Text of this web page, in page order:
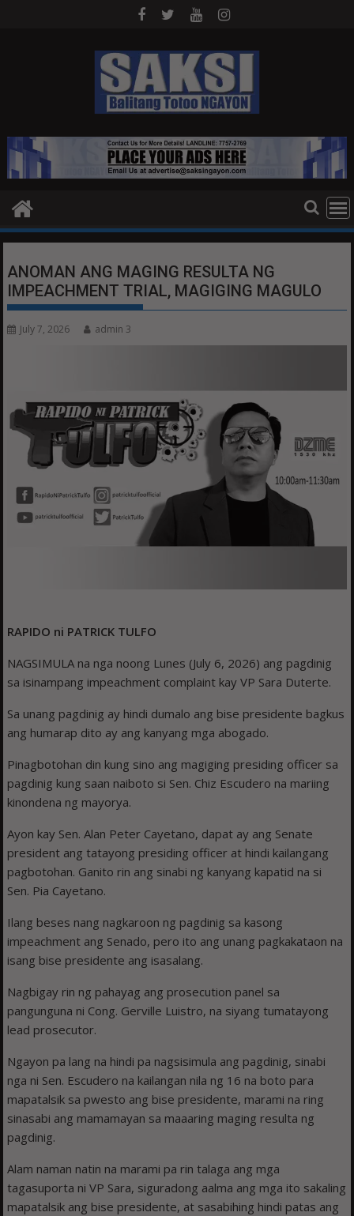
ANOMAN ANG MAGING RESULTA NG
IMPEACHMENT TRIAL, MAGIGING MAGULO
July 7, 2026 admin 3
RAPIDO ni PATRICK TULFO
NAGSIMULA na nga noong Lunes (July 6, 2026) ang pagdinig
sa isinampang impeachment complaint kay VP Sara Duterte.
Sa unang pagdinig ay hindi dumalo ang bise presidente bagkus
ang humarap dito ay ang kanyang mga abogado.
Pinagbotohan din kung sino ang magiging presiding officer sa
pagdinig kung saan naiboto si Sen. Chiz Escudero na mariing
kinondena ng mayorya.
Ayon kay Sen. Alan Peter Cayetano, dapat ay ang Senate
president ang tatayong presiding officer at hindi kailangang
pagbotohan. Ganito rin ang sinabi ng kanyang kapatid na si
Sen. Pia Cayetano.
Ilang beses nang nagkaroon ng pagdinig sa kasong
impeachment ang Senado, pero ito ang unang pagkakataon na
isang bise presidente ang isasalang.
Nagbigay rin ng pahayag ang prosecution panel sa
pangunguna ni Cong. Gerville Luistro, na siyang tumatayong
lead prosecutor.
Ngayon pa lang na hindi pa nagsisimula ang pagdinig, sinabi
nga ni Sen. Escudero na kailangan nila ng 16 na boto para
mapatalsik sa pwesto ang bise presidente, marami na ring
sinasabi ang mamamayan sa maaaring maging resulta ng
pagdinig.
Alam naman natin na marami pa rin talaga ang mga
tagasuporta ni VP Sara, siguradong aalma ang mga ito sakaling
mapatalsik ang bise presidente, at sasabihing hindi patas ang